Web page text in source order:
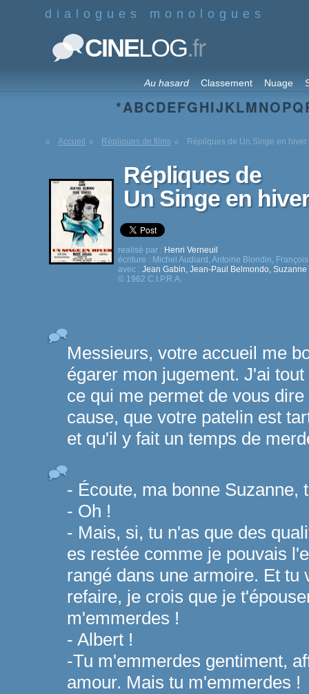
dialogues monologues
CINELOG.fr
Au hasard Classement Nuage
*ABCDEFGHIJKLMNOPQ
Accueil Répliques de films Répliques de Un Singe en hiver
Répliques de
Un Singe en hiver
realisé par : Henri Verneuil
écriture : Michel Audiard , Antoine Blondin,
avec : Jean Gabin, Jean-Paul Belmondo, Suzanne
© 1962 C.I.P.R.A.
Messieurs, votre accueil me
égarer mon jugement. J'ai
ce qui me permet de vous
cause, que votre patelin est
et qu'il y fait un temps de
- Écoute, ma bonne Suzanne,
- Oh !
- Mais, si, tu n'as que des
es restée comme je pouvais
rangé dans une armoire. Et tu
refaire, je crois que je
m'emmerdes !
- Albert !
-Tu m'emmerdes gentiment,
amour. Mais tu m'emmerdes !